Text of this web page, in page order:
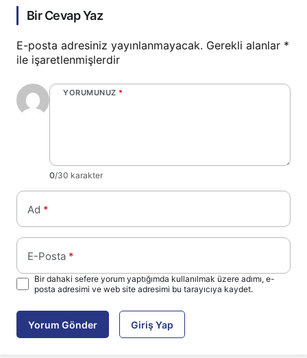
Bir Cevap Yaz
E-posta adresiniz yayınlanmayacak. Gerekli alanlar *
ile işaretlenmişlerdir
YORUMUNUZ *
0/30 karakter
Ad *
E-Posta *
Bir dahaki sefere yorum yaptığımda kullanılmak üzere adımı, e-
posta adresimi ve web site adresimi bu tarayıcıya kaydet.
Yorum Gönder Giriş Yap